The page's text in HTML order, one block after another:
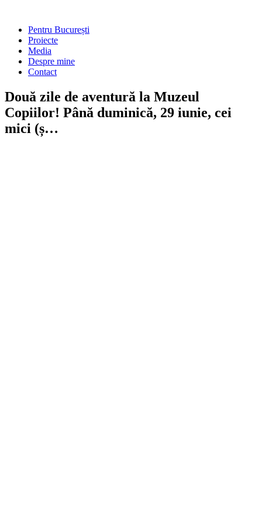
content
Main
Menu
Pentru București
Proiecte
Media
Despre mine
Contact
Două zile de aventură la Muzeul
Copiilor! Până duminică, 29 iunie, cei
mici (ș…